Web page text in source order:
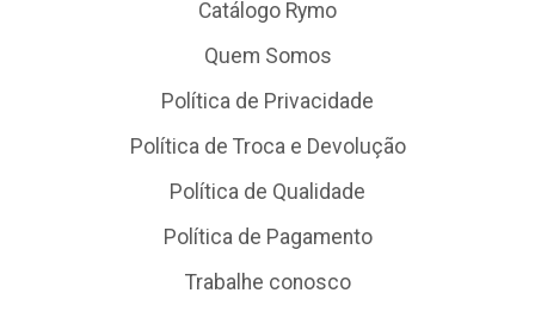
Catálogo Rymo
Quem Somos
Política de Privacidade
Política de Troca e Devolução
Política de Qualidade
Política de Pagamento
Trabalhe conosco